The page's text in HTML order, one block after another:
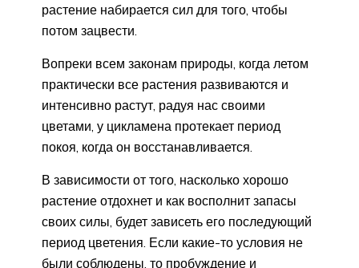
растение набирается сил для того, чтобы
потом зацвести.
Вопреки всем законам природы, когда летом
практически все растения развиваются и
интенсивно растут, радуя нас своими
цветами, у цикламена протекает период
покоя, когда он восстанавливается.
В зависимости от того, насколько хорошо
растение отдохнет и как восполнит запасы
своих силы, будет зависеть его последующий
период цветения. Если какие-то условия не
были соблюдены, то пробуждение и